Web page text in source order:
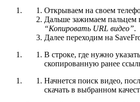
Открываем на своем
Дальше зажимаем пальцем
“Копировать URL видео”.
Далее переходим на
В строке, где нужно
скопированную ранее
Начнется поиск видео,
скачать в выбранном